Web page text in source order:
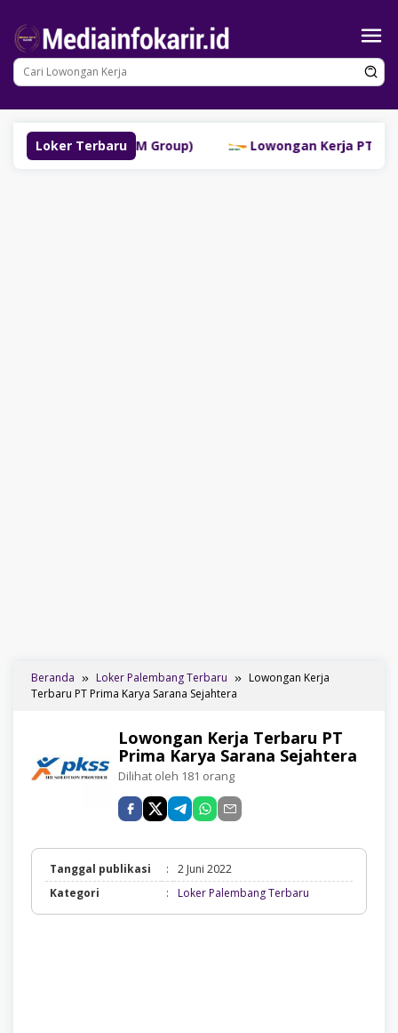
konten
Loker Terbaru
(SM Group) Lowongan Kerja PT Bank
Beranda Loker Palembang Terbaru
Lowongan Kerja
Terbaru PT Prima Karya Sarana Sejahtera
Lowongan Kerja Terbaru PT
Prima Karya Sarana Sejahtera
Dilihat oleh 181 orang
Tanggal publikasi :
2 Juni 2022
Kategori
: Loker Palembang Terbaru